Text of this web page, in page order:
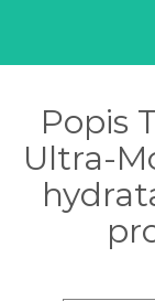
Popis
Ultra-